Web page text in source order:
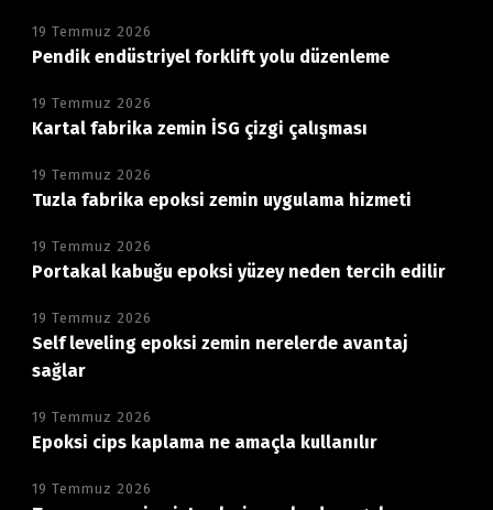
19 Temmuz 2026
Pendik endüstriyel forklift yolu düzenleme
19 Temmuz 2026
Kartal fabrika zemin İSG çizgi çalışması
19 Temmuz 2026
Tuzla fabrika epoksi zemin uygulama hizmeti
19 Temmuz 2026
Portakal kabuğu epoksi yüzey neden tercih edilir
19 Temmuz 2026
Self leveling epoksi zemin nerelerde avantaj
sağlar
19 Temmuz 2026
Epoksi cips kaplama ne amaçla kullanılır
19 Temmuz 2026